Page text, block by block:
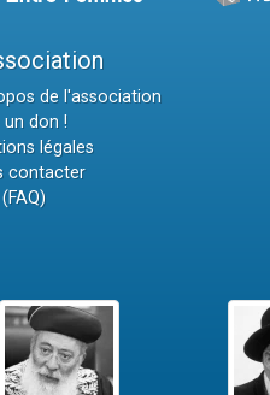
de l'association
un don !
légales
contacter